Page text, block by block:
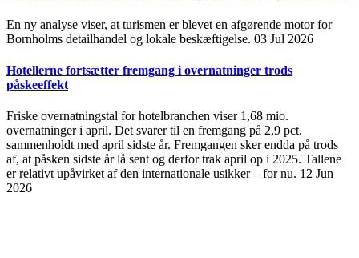
En ny analyse viser, at turismen er blevet en afgørende motor for
Bornholms detailhandel og lokale beskæftigelse. 03 Jul 2026
Hotellerne fortsætter fremgang i overnatninger trods
påskeeffekt
Friske overnatningstal for hotelbranchen viser 1,68 mio.
overnatninger i april. Det svarer til en fremgang på 2,9 pct.
sammenholdt med april sidste år. Fremgangen sker endda på trods
af, at påsken sidste år lå sent og derfor trak april op i 2025. Tallene
er relativt upåvirket af den internationale usikker – for nu. 12 Jun
2026